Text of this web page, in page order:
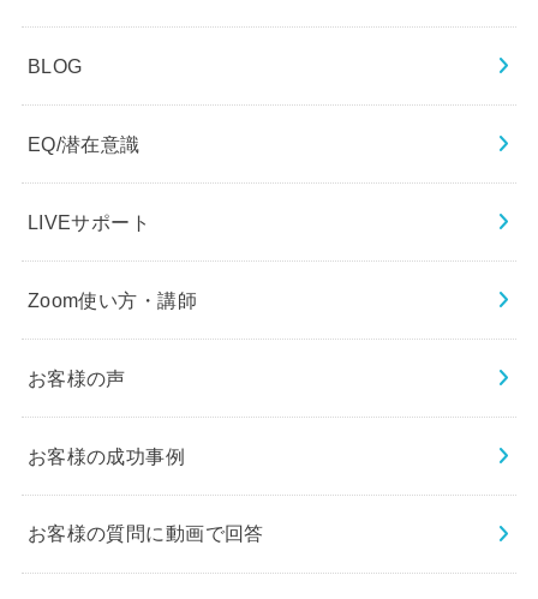
BLOG
EQ/潜在意識
LIVEサポート
Zoom使い方・講師
お客様の声
お客様の成功事例
お客様の質問に動画で回答